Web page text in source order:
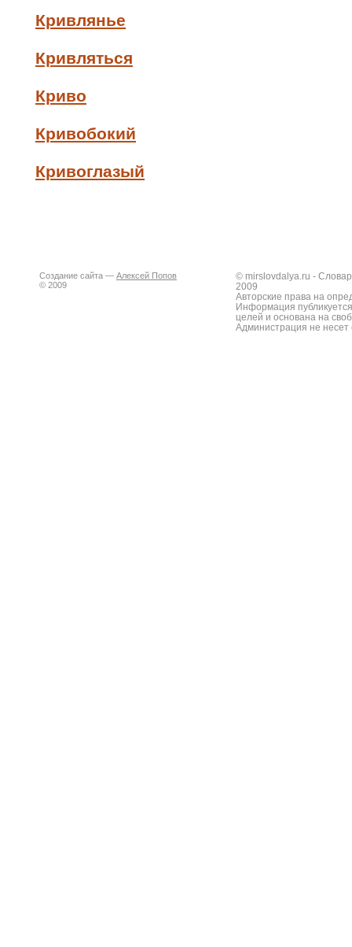
Кривлянье
Кривляться
Криво
Кривобокий
Кривоглазый
Создание сайта — Алексей Попов
© 2009
© mirslovdalya.ru -
2009
Авторские права на
Информация
целей и основана на
Администрация не несет